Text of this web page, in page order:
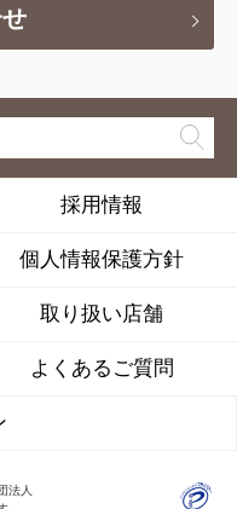
採用情報
個人情報保護方針
取り扱い店舗
よくあるご質問
法人